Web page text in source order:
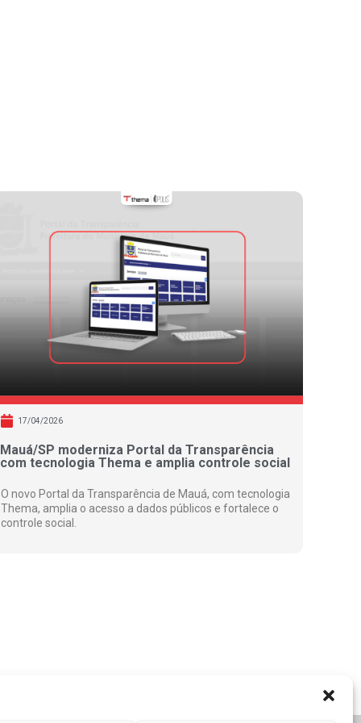
17/04/2026
Mauá/SP moderniza Portal da Transparência
com tecnologia Thema e amplia controle social
O novo Portal da Transparência de Mauá, com tecnologia
Thema, amplia o acesso a dados públicos e fortalece o
controle social.